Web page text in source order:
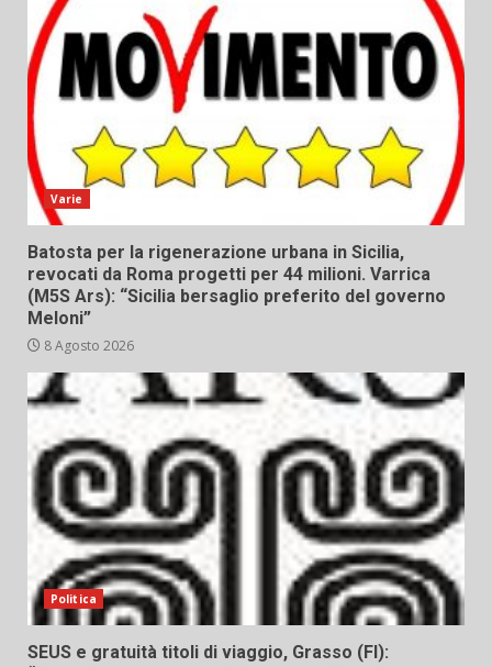
Varie
Batosta per la rigenerazione urbana in Sicilia,
revocati da Roma progetti per 44 milioni. Varrica
(M5S Ars): “Sicilia bersaglio preferito del governo
Meloni”
8 Agosto 2026
Politica
SEUS e gratuità titoli di viaggio, Grasso (FI):